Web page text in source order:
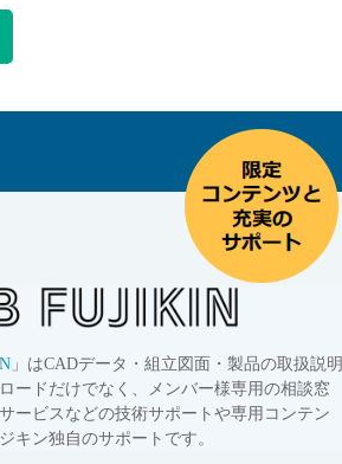
」はCADデータ・組立図面・製品の取扱説明
ードだけでなく、メンバー様専用の相談窓
ービスなどの技術サポートや専用コンテン
キン独自のサポートです。